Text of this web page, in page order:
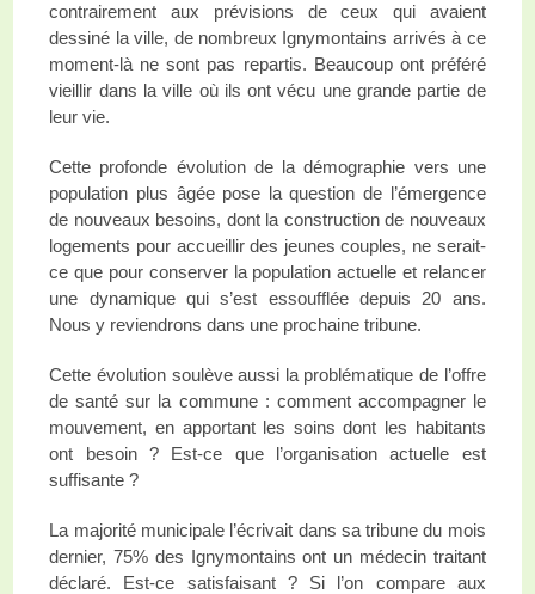
contrairement aux prévisions de ceux qui avaient
dessiné la ville, de nombreux Ignymontains arrivés à ce
moment-là ne sont pas repartis. Beaucoup ont préféré
vieillir dans la ville où ils ont vécu une grande partie de
leur vie.
Cette profonde évolution de la démographie vers une
population plus âgée pose la question de l’émergence
de nouveaux besoins, dont la construction de nouveaux
logements pour accueillir des jeunes couples, ne serait-
ce que pour conserver la population actuelle et relancer
une dynamique qui s’est essoufflée depuis 20 ans.
Nous y reviendrons dans une prochaine tribune.
Cette évolution soulève aussi la problématique de l’offre
de santé sur la commune : comment accompagner le
mouvement, en apportant les soins dont les habitants
ont besoin ? Est-ce que l’organisation actuelle est
suffisante ?
La majorité municipale l’écrivait dans sa tribune du mois
dernier, 75% des Ignymontains ont un médecin traitant
déclaré. Est-ce satisfaisant ? Si l’on compare aux